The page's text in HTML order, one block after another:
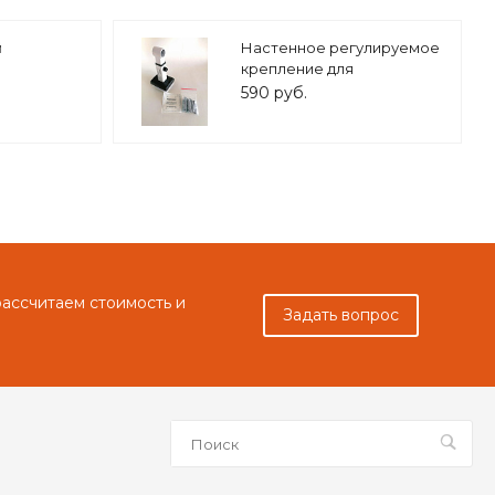
Настенное регулируемое
крепление для
расширительного бака (8-
590 руб.
стоимость и
Задать вопрос